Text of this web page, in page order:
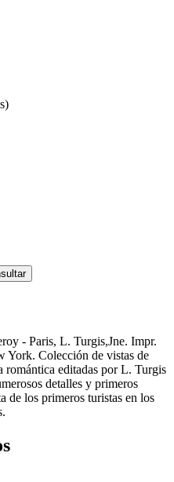
- Paris, L. Turgis,Jne. Impr.
York. Colección de vistas de
romántica editadas por L. Turgis
detalles y primeros
de los primeros turistas en los